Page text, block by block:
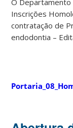
Inscrições
contratação de
endodontia –